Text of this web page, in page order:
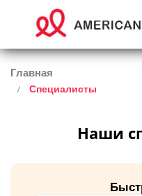
Главная
Специалисты
Наши